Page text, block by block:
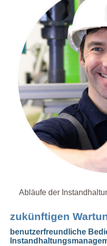
Abläufe der
zukünftigen
benutzerfreundliche